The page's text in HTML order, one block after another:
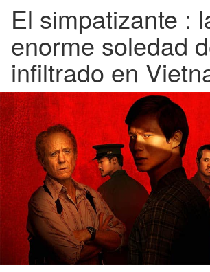
El simpatizante :
enorme soledad
infiltrado en